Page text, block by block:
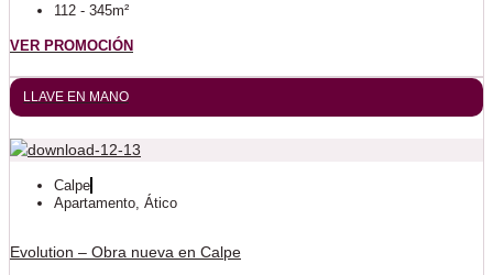
112 - 345m²
VER PROMOCIÓN
LLAVE EN MANO
Calpe
Apartamento Ático
Evolution – Obra nueva en Calpe